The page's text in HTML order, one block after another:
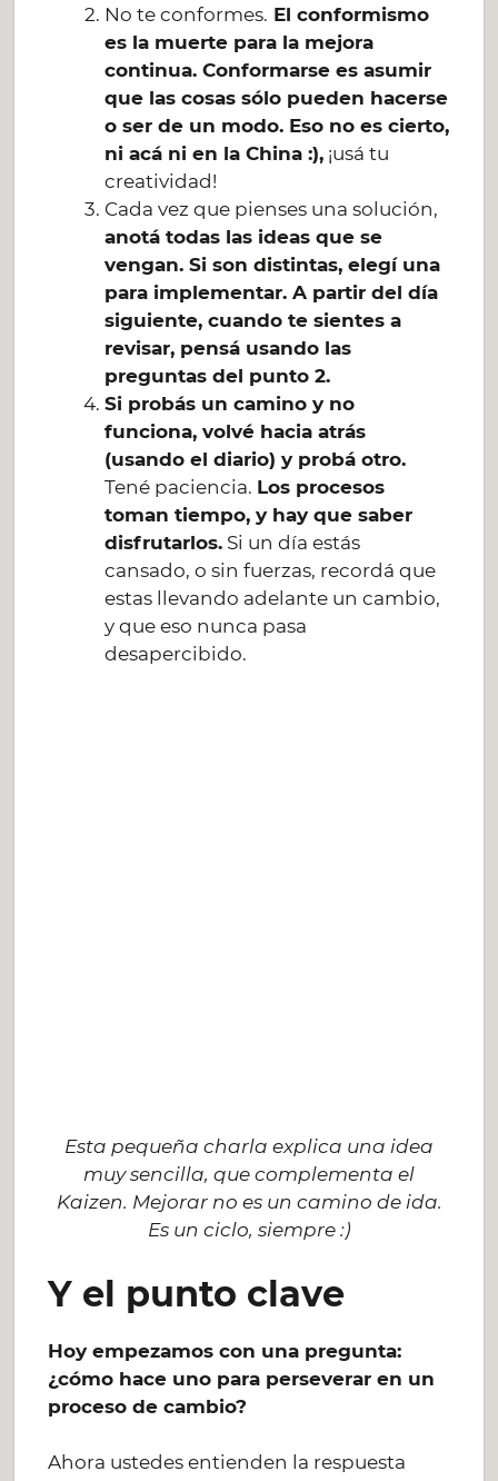
No te conformes. El conformismo
es la muerte para la mejora
continua. Conformarse es asumir
que las cosas sólo pueden hacerse
o ser de un modo. Eso no es cierto,
ni acá ni en la China :), ¡usá tu
creatividad!
Cada vez que pienses una solución,
anotá todas las ideas que se
vengan. Si son distintas, elegí una
para implementar. A partir del día
siguiente, cuando te sientes a
revisar, pensá usando las
preguntas del punto 2.
Si probás un camino y no
funciona, volvé hacia atrás
(usando el diario) y probá otro.
Tené paciencia. Los procesos
toman tiempo, y hay que saber
disfrutarlos. Si un día estás
cansado, o sin fuerzas, recordá que
estas llevando adelante un cambio,
y que eso nunca pasa
desapercibido.
Esta pequeña charla explica una idea
muy sencilla, que complementa el
Kaizen. Mejorar no es un camino de ida.
Es un ciclo, siempre :)
Y el punto clave
Hoy empezamos con una pregunta:
¿cómo hace uno para perseverar en un
proceso de cambio?
Ahora ustedes entienden la respuesta